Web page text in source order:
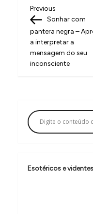
N
a
v
e
ç
ã
o
e
Previous
Post
Previous
Sonhar com
pantera negra –
a interpretar a
mensagem do seu
inconsciente
Esotéricos e